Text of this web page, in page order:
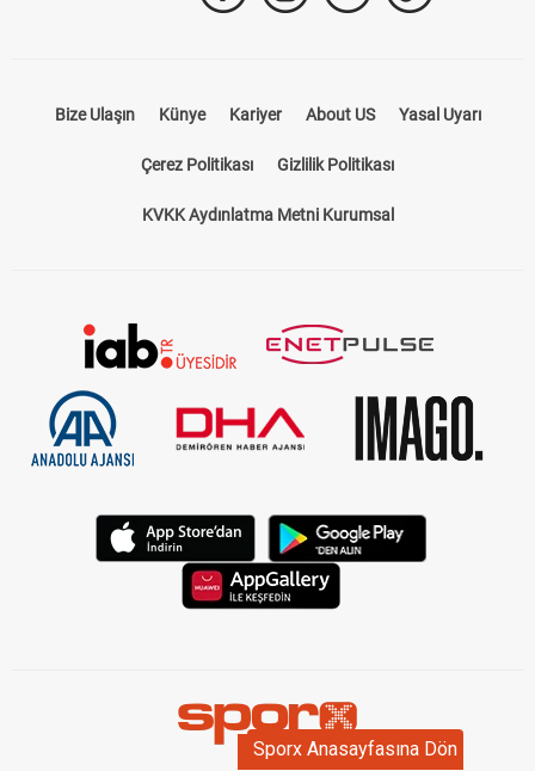
Sporx Anasayfasına Dön
Sporx Anasayfasına Dön
Bize Ulaşın Künye Kariyer About US Yasal Uyarı
Çerez Politikası Gizlilik Politikası
KVKK Aydınlatma Metni Kurumsal